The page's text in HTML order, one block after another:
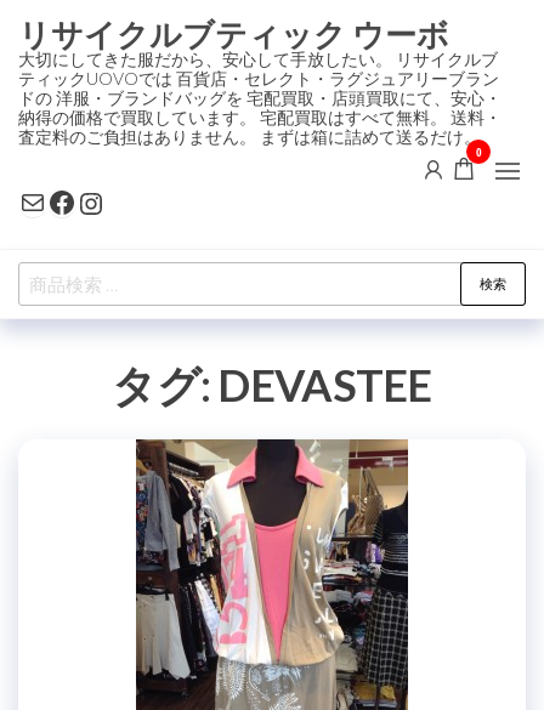
ン
テ
ン
ツ
プ
リサイクルブティック ウーボ
大切にしてきた服だから、安心して手放したい。 リサイクルブ
ティックUOVOでは 百貨店・セレクト・ラグジュアリーブラン
ドの 洋服・ブランドバッグを 宅配買取・店頭買取にて、安心・
納得の価格で買取しています。 宅配買取はすべて無料。 送料・
査定料のご負担はありません。 まずは箱に詰めて送るだけ。
MailFacebook
Instagram
0
検
索
検索
タグ: DEVASTEE